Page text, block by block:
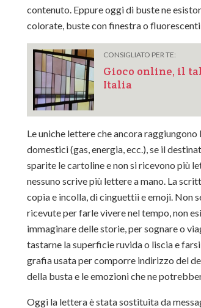
contenuto. Eppure oggi di buste ne
colorate, buste con finestra o
CONSIGLIATO PER TE:
Gioco online, il
Italia
Le uniche lettere che ancora
domestici (gas, energia, ecc.), se il
sparite le cartoline e non si ricevono più
nessuno scrive più lettere a mano. La
copia e incolla, di cinguettii e emoji. Non
ricevute per farle vivere nel tempo, non
immaginare delle storie, per sognare o
tastarne la superficie ruvida o liscia e
grafia usata per comporre indirizzo del
della busta e le emozioni che ne
Oggi la lettera è stata sostituita da